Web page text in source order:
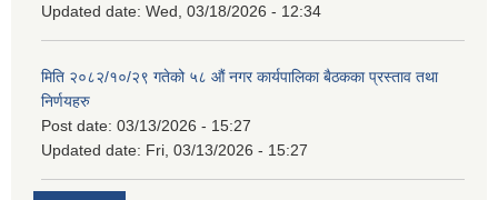
Updated date: Wed, 03/18/2026 - 12:34
मिति २०८२/१०/२९ गतेको ५८ औं नगर कार्यपालिका बैठकका प्रस्ताव तथा
निर्णयहरु
Post date: 03/13/2026 - 15:27
Updated date: Fri, 03/13/2026 - 15:27